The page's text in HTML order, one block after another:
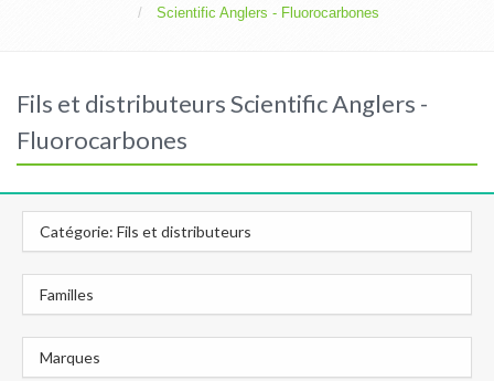
Scientific Anglers - Fluorocarbones
Fils et distributeurs Scientific Anglers -
Fluorocarbones
Catégorie: Fils et distributeurs
Familles
Marques